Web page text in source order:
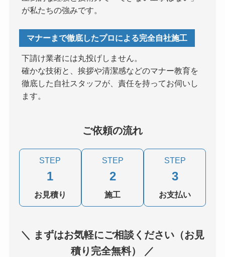
が私たちの強みです。
マナーまで徹底したプロによる完全自社施工
下請け業者には丸投げしません。
確かな技術と、挨拶や清潔感などのマナー教育を
徹底した自社スタッフが、責任を持ってお伺いし
ます。
ご依頼の流れ
STEP
1
お見積り
STEP
2
施工
STEP
3
お支払い
＼ まずはお気軽にご相談ください（お見
積り完全無料） ／